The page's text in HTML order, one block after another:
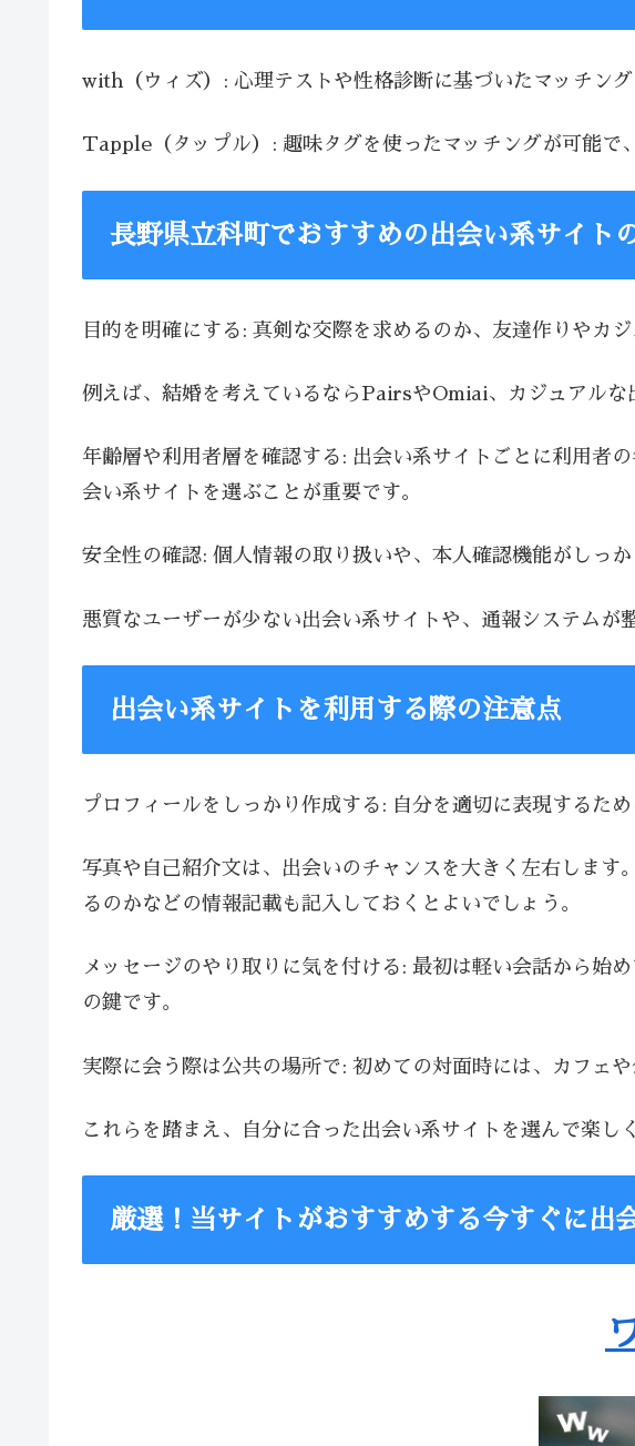
with（ウィズ）: 心理テストや性格診断に基づいたマッチン
Tapple（タップル）: 趣味タグを使ったマッチングが可能で
長野県立科町でおすすめの出会い系サイト
目的を明確にする: 真剣な交際を求めるのか、友達作りやカ
例えば、結婚を考えているならPairsやOmiai、カジュアル
年齢層や利用者層を確認する: 出会い系サイトごとに利用者
会い系サイトを選ぶことが重要です。
安全性の確認: 個人情報の取り扱いや、本人確認機能がしっ
悪質なユーザーが少ない出会い系サイトや、通報システムが
出会い系サイトを利用する際の注意点
プロフィールをしっかり作成する: 自分を適切に表現するた
写真や自己紹介文は、出会いのチャンスを大きく左右しま
るのかなどの情報記載も記入しておくとよいでしょう。
メッセージのやり取りに気を付ける: 最初は軽い会話から始
の鍵です。
実際に会う際は公共の場所で: 初めての対面時には、カフェ
これらを踏まえ、自分に合った出会い系サイトを選んで楽し
厳選！当サイトがおすすめする今すぐに出